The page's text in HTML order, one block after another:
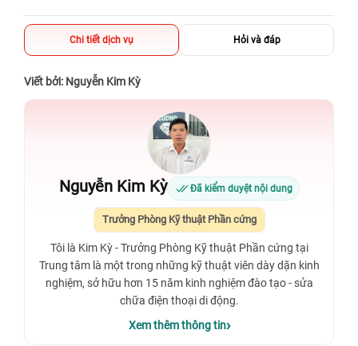
Chi tiết dịch vụ Hỏi và đáp
Viết bởi: Nguyễn Kim Kỳ
Nguyễn Kim Kỳ Đã kiểm duyệt nội dung
Trưởng Phòng Kỹ thuật Phần cứng
Tôi là Kim Kỳ - Trưởng Phòng Kỹ thuật Phần cứng tại
Trung tâm là một trong những kỹ thuật viên dày dặn kinh
nghiệm, sở hữu hơn 15 năm kinh nghiệm đào tạo - sửa
chữa điện thoại di động.
Xem thêm thông tin